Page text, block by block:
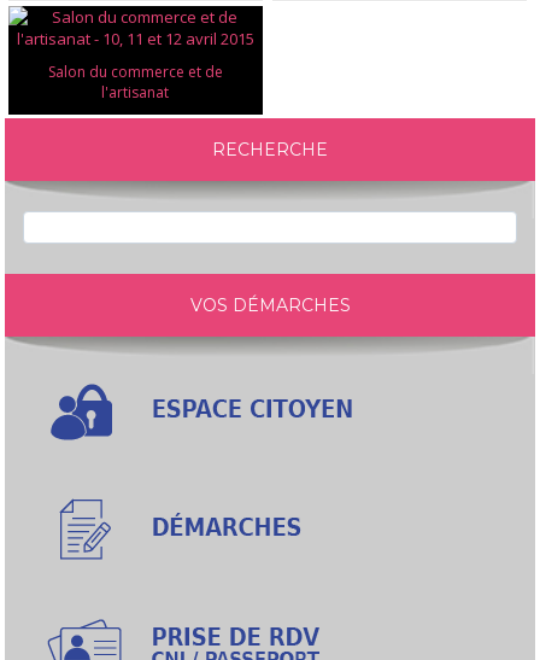
Salon du commerce et de
l'artisanat
RECHERCHE
VOS DÉMARCHES